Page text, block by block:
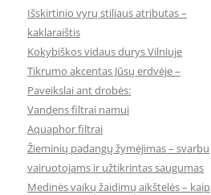
Išskirtinio vyrų stiliaus atributas –
kaklaraištis
Kokybiškos vidaus durys Vilniuje
Tikrumo akcentas Jūsų erdvėje –
Paveikslai ant drobės:
Vandens filtrai namui
Aquaphor filtrai
Žieminių padangų žymėjimas – svarbu
vairuotojams ir užtikrintas saugumas
Medinės vaikų žaidimų aikštelės – kaip